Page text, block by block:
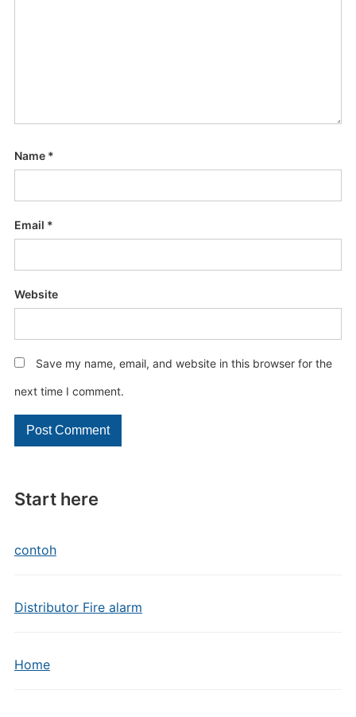
Start here
contoh
Distributor Fire alarm
Home
Name *
Email *
Website
Save my name, email, and website in this browser for the
next time I comment.